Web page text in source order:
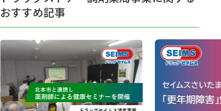
おすすめ記事